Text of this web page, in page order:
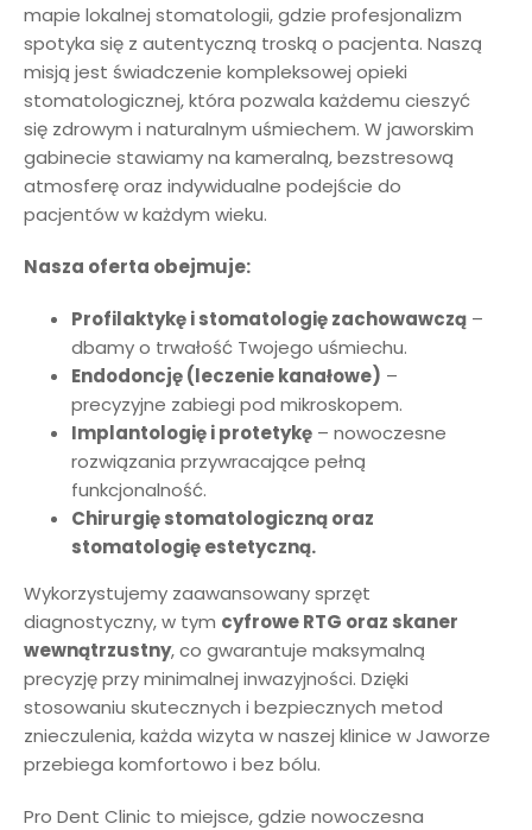
mapie lokalnej stomatologii,gdzie profesjonalizm
spotyka się z autentyczną troską o pacjenta. Naszą
misją jest świadczenie kompleksowej opieki
stomatologicznej,która pozwala każdemu cieszyć
się zdrowym i naturalnym uśmiechem. W jaworskim
gabinecie stawiamy na kameralną,bezstresową
atmosferę oraz indywidualne podejście do
pacjentów w każdym wieku.
Nasza oferta obejmuje:
Profilaktykę i stomatologię zachowawczą –
dbamy o trwałość Twojego uśmiechu.
Endodoncję (leczenie kanałowe) –
precyzyjne zabiegi pod mikroskopem.
Implantologię i protetykę – nowoczesne
rozwiązania przywracające pełną
funkcjonalność.
Chirurgię stomatologiczną oraz
stomatologię estetyczną.
Wykorzystujemy zaawansowany sprzęt
diagnostyczny, w tym cyfrowe RTG oraz skaner
wewnątrzustny, co gwarantuje maksymalną
precyzję przy minimalnej inwazyjności. Dzięki
stosowaniu skutecznych i bezpiecznych metod
znieczulenia, każda wizyta w naszej klinice w Jaworze
przebiega komfortowo i bez bólu.
Pro Dent Clinic to miejsce, gdzie nowoczesna